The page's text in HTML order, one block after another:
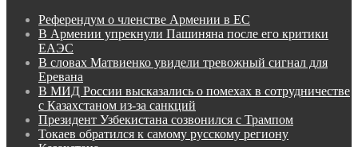
Референдум о членстве Армении в ЕС
В Армении упрекнули Пашиняна после его критики
ЕАЭС
В словах Матвиенко увидели тревожный сигнал для
Еревана
В МИД России высказались о помехах в сотрудничестве
с Казахстаном из-за санкций
Президент Узбекистана созвонился с Трампом
Токаев обратился к самому русскому региону